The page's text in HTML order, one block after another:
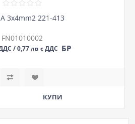
3х4mm2 221-413
FN01010002
/ 0,77 лв с ДДС БР